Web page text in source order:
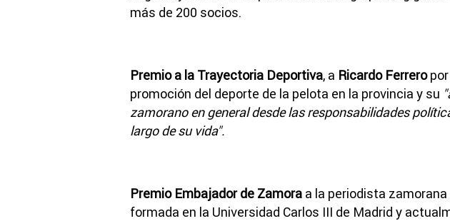
más de 200 socios.
Premio a la Trayectoria Deportiva, a Ricardo Ferreropor
promoción del deporte de la pelota en la provincia y su
zamorano en general desde las responsabilidades
largo de su vida".
Premio Embajador de Zamora a la periodista zamorana
formada en la Universidad Carlos III de Madrid y